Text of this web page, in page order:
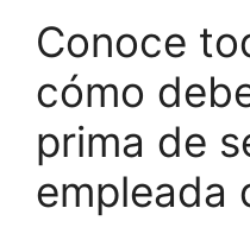
Conoce
cómo
prima de
empleada